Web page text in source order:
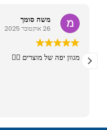
משה סומך
26 אוקטובר 2025
מגוון יפה של מוצרים 👍🏼